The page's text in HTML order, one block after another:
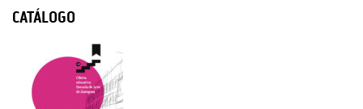
CATÁLOGO